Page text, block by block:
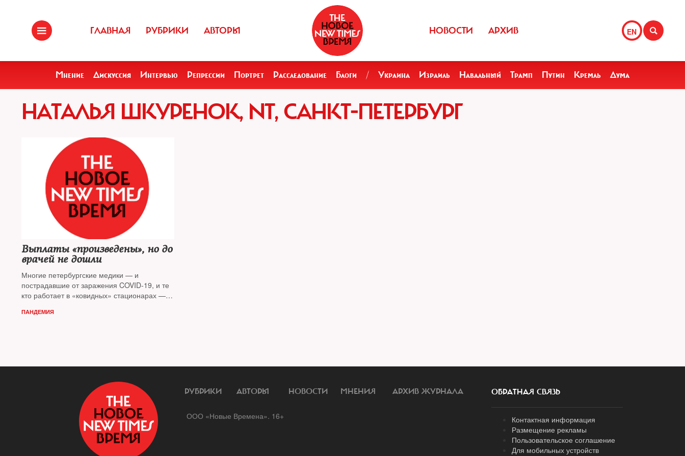
ГЛАВНАЯ РУБРИКИ АВТОРЫ EN
НОВОСТИ АРХИВ
Мнение Дискуссия Интервью Репрессии Портрет Расследование Блоги / Украина Израиль Навальный Трамп Путин Кремль Дума
НАТАЛЬЯ ШКУРЕНОК, NT, САНКТ-ПЕТЕРБУРГ
Выплаты «произведены», но до
врачей не дошли
Многие петербургские медики — и
пострадавшие от заражения COVID-19, и те
кто работает в «ковидных» стационарах —
властями выплат, вопреки реляциям
ПАНДЕМИЯ
РУБРИКИ АВТОРЫ НОВОСТИ МНЕНИЯ АРХИВ ЖУРНАЛА
ООО «Новые Времена». 16+
ОБРАТНАЯ СВЯЗЬ
Контактная информация
Размещение рекламы
Пользовательское соглашение
Для мобильных устройств